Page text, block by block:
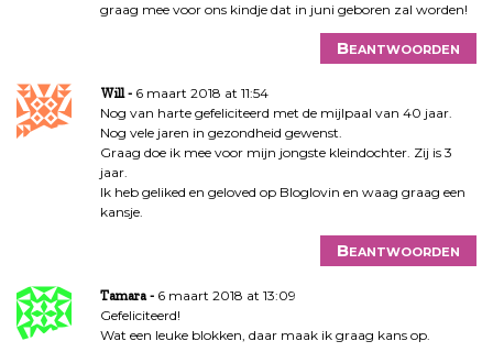
graag mee voor ons kindje dat in juni geboren zal worden!
Beantwoorden
Will
6 maart 2018 at 11:54
Nog van harte gefeliciteerd met de mijlpaal van 40 jaar.
Nog vele jaren in gezondheid gewenst.
Graag doe ik mee voor mijn jongste kleindochter. Zij is 3
jaar.
Ik heb geliked en geloved op Bloglovin en waag graag een
kansje.
Beantwoorden
Tamara
6 maart 2018 at 13:09
Gefeliciteerd!
Wat een leuke blokken, daar maak ik graag kans op.